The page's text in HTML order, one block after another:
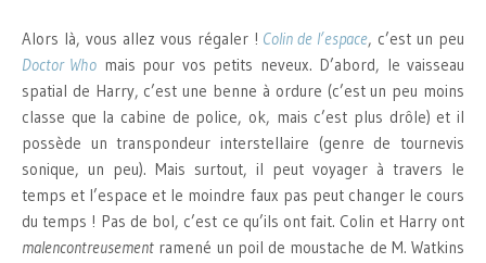
Alors là, vous allez vous régaler ! Colin de l’espace, c’est un peu
Doctor Who mais pour vos petits neveux. D’abord, le vaisseau
spatial de Harry, c’est une benne à ordure (c’est un peu moins
classe que la cabine de police, ok, mais c’est plus drôle) et il
possède un transpondeur interstellaire (genre de tournevis
sonique, un peu). Mais surtout, il peut voyager à travers le
temps et l’espace et le moindre faux pas peut changer le cours
du temps ! Pas de bol, c’est ce qu’ils ont fait. Colin et Harry ont
malencontreusement ramené un poil de moustache de M. Watkins